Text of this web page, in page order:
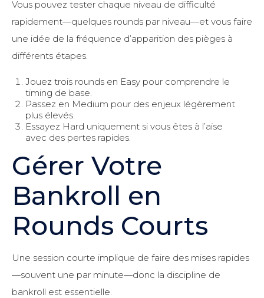
Vous pouvez tester chaque niveau de difficulté
rapidement—quelques rounds par niveau—et vous faire
une idée de la fréquence d’apparition des pièges à
différents étapes.
Jouez trois rounds en Easy pour comprendre le
timing de base.
Passez en Medium pour des enjeux légèrement
plus élevés.
Essayez Hard uniquement si vous êtes à l’aise
avec des pertes rapides.
Gérer Votre
Bankroll en
Rounds Courts
Une session courte implique de faire des mises rapides
—souvent une par minute—donc la discipline de
bankroll est essentielle.